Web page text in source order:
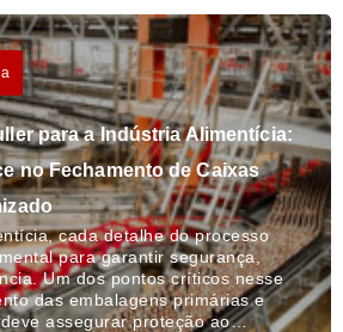
para a Indústria Alimentícia:
no Fechamento de Caixas
cada detalhe do processo
para garantir segurança,
Um dos pontos críticos nesse
das embalagens primárias e
assegurar proteção ao…